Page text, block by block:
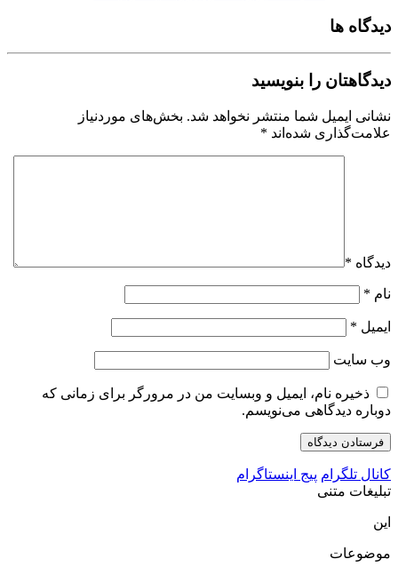
دیدگاه ها
دیدگاهتان را بنویسید
نشانی ایمیل شما منتشر نخواهد شد. بخش‌های موردنیاز
علامت‌گذاری شده‌اند *
دیدگاه *
نام *
ایمیل *
وب‌ سایت
ذخیره نام، ایمیل و وبسایت من در مرورگر برای زمانی که
دوباره دیدگاهی می‌نویسم.
کانال تلگرام پیج اینستاگرام
تبلیغات متنی
این
موضوعات